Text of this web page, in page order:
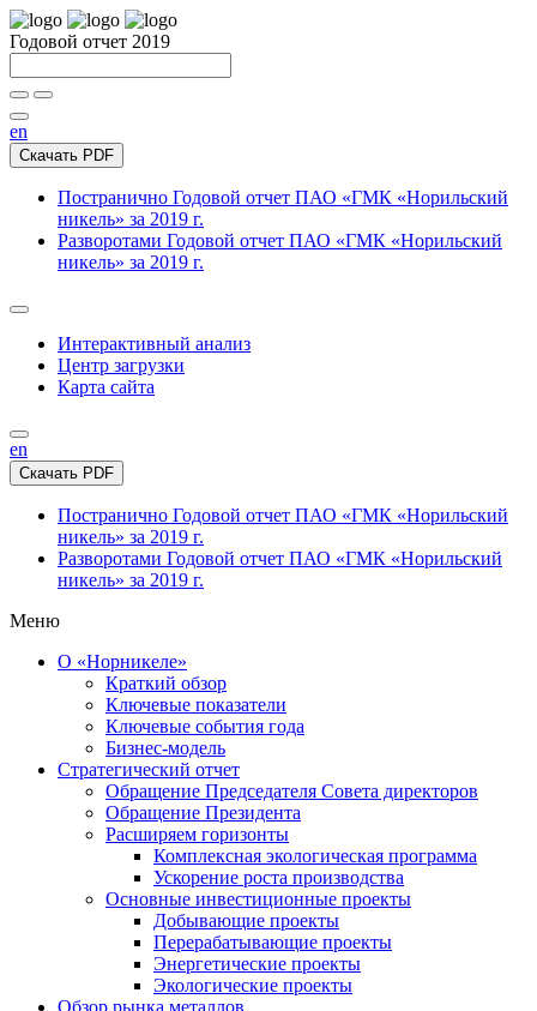
Годовой отчет 2019
en
Скачать PDF
Постранично Годовой отчет ПАО «ГМК «Норильский
никель» за 2019 г.
Разворотами Годовой отчет ПАО «ГМК «Норильский
никель» за 2019 г.
Интерактивный анализ
Центр загрузки
Карта сайта
en
Скачать PDF
Постранично Годовой отчет ПАО «ГМК «Норильский
никель» за 2019 г.
Разворотами Годовой отчет ПАО «ГМК «Норильский
никель» за 2019 г.
Меню
О «Норникеле»
Краткий обзор
Ключевые показатели
Ключевые события года
Бизнес-модель
Стратегический отчет
Обращение Председателя Совета директоров
Обращение Президента
Расширяем горизонты
Комплексная экологическая программа
Ускорение роста производства
Основные инвестиционные проекты
Добывающие проекты
Перерабатывающие проекты
Энергетические проекты
Экологические проекты
Обзор рынка металлов